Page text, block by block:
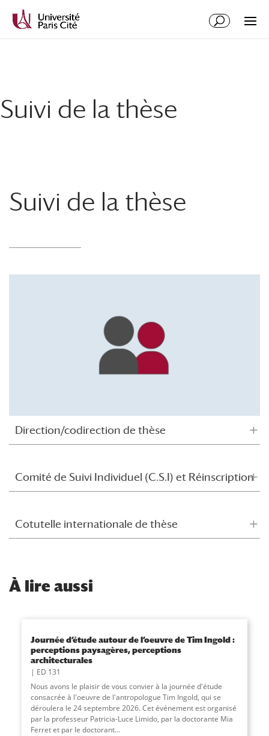
contenu
Suivi de la thèse
Suivi de la thèse
Direction/codirection de thèse
Comité de Suivi Individuel (C.S.I) et Réinscription
Cotutelle internationale de thèse
À lire aussi
Journée d’étude autour de l’oeuvre de Tim Ingold :
perceptions paysagères, perceptions
architecturales
ED 131
Nous avons le plaisir de vous convier à la journée d'étude
consacrée à l'oeuvre de l'antropologue Tim Ingold, qui se
déroulera le 24 septembre 2026. Cet événement est organisé
par la professeur Patricia-Luce Limido, par la doctorante Mia
Ferret et par le doctorant...